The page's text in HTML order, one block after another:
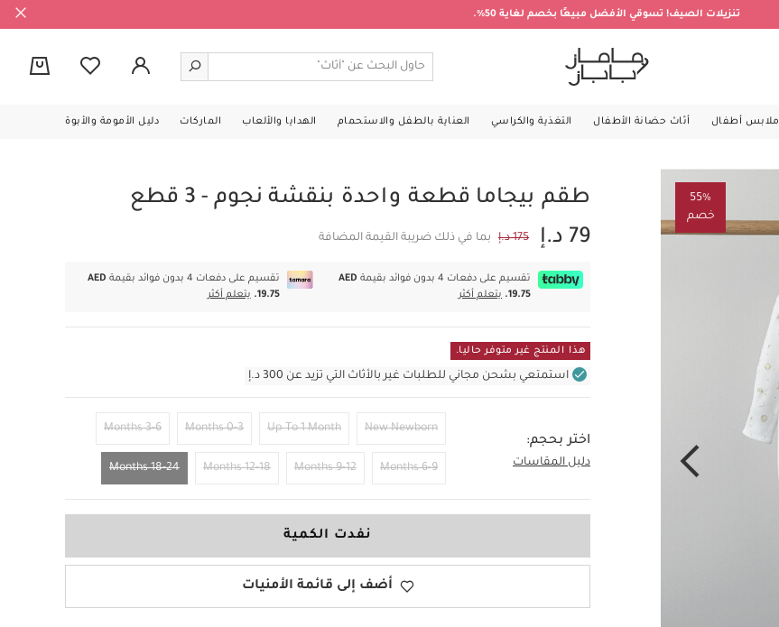
تنزيلات الصيف! تسوقي الأفضل مبيعًا بخصم لغاية 50%.
ملابس أطفال أثاث حضانة الأطفال التغذية والكراسي العناية بالطفل والاستحمام الهدايا والألعاب الماركات دليل الأمومة والأبوة
55%
خصم
طقم بيجاما قطعة واحدة بنقشة نجوم - 3 قطع
79 د.إ
175 د.إ بما في ذلك ضريبة القيمة المضافة
تقسيم على دفعات 4 بدون فوائد بقيمة
AED
19.75.
يتعلم أكثر
تقسيم على دفعات 4 بدون فوائد بقيمة
AED
19.75.
يتعلم أكثر
هذا المنتج غير متوفر حاليا.
استمتعي بشحن مجاني للطلبات غير بالأثاث التي تزيد عن 300 د.إ
اختر بحجم:
دليل المقاسات
New Newborn
Up To 1 Month
0-3 Months
3-6 Months
6-9 Months
9-12 Months
12-18 Months
18-24 Months 18-24 Months
نفدت الكمية
أضف إلى قائمة الأمنيات